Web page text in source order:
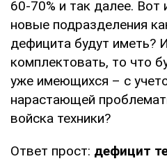
60-70% и так далее. Вот
новые подразделения
дефицита будут иметь?
комплектовать, то что
уже имеющихся – с
нарастающей
войска техники?
Ответ прост: дефицит